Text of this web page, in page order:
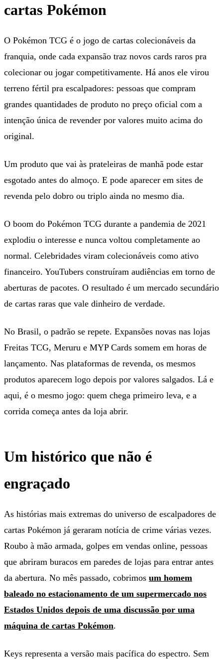
cartas Pokémon
O Pokémon TCG é o jogo de cartas colecionáveis da
franquia, onde cada expansão traz novos cards raros pra
colecionar ou jogar competitivamente. Há anos ele virou
terreno fértil pra escalpadores: pessoas que compram
grandes quantidades de produto no preço oficial com a
intenção única de revender por valores muito acima do
original.
Um produto que vai às prateleiras de manhã pode estar
esgotado antes do almoço. E pode aparecer em sites de
revenda pelo dobro ou triplo ainda no mesmo dia.
O boom do Pokémon TCG durante a pandemia de 2021
explodiu o interesse e nunca voltou completamente ao
normal. Celebridades viram colecionáveis como ativo
financeiro. YouTubers construíram audiências em torno de
aberturas de pacotes. O resultado é um mercado secundário
de cartas raras que vale dinheiro de verdade.
No Brasil, o padrão se repete. Expansões novas nas lojas
Freitas TCG, Meruru e MYP Cards somem em horas de
lançamento. Nas plataformas de revenda, os mesmos
produtos aparecem logo depois por valores salgados. Lá e
aqui, é o mesmo jogo: quem chega primeiro leva, e a
corrida começa antes da loja abrir.
Um histórico que não é
engraçado
As histórias mais extremas do universo de escalpadores de
cartas Pokémon já geraram notícia de crime várias vezes.
Roubo à mão armada, golpes em vendas online, pessoas
que abriram buracos em paredes de lojas para entrar antes
da abertura. No mês passado, cobrimos um homem
baleado no estacionamento de um supermercado nos
Estados Unidos depois de uma discussão por uma
máquina de cartas Pokémon.
Keys representa a versão mais pacífica do espectro. Sem